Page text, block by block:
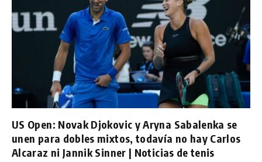
US Open: Novak Djokovic y Aryna Sabalenka se
unen para dobles mixtos, todavía no hay Carlos
Alcaraz ni Jannik Sinner | Noticias de tenis